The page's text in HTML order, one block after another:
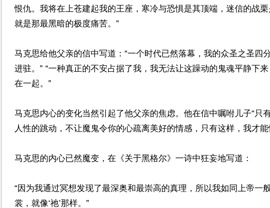
恨仇。我将在上苍建起我的王座，寒冷与恐惧是其顶端，迷信的战栗
就是那最黑暗的极度痛苦。”
马克思给他父亲的信中写道：“一个时代已然落幕，我的众圣之圣四
进驻。” “一种真正的不安占据了我，我无法让这躁动的鬼魂平静下
在一起。”
马克思内心的变化当然引起了他父亲的焦虑。他在信中嘱咐儿子“只
人性的跳动，不让魔鬼令你的心疏离美好的情感，只有这样，我才能
马克思的内心已然魔变，在《关于黑格尔》一诗中狂妄地写道：
“因为我通过冥想发现了最深奥和最崇高的真理，所以我如同上帝一
裳，就像‘祂’那样。”